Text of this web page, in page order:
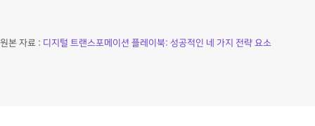
원본 자료 : 디지털 트랜스포메이션 플레이북: 성공적인 네 가지 전략 요소